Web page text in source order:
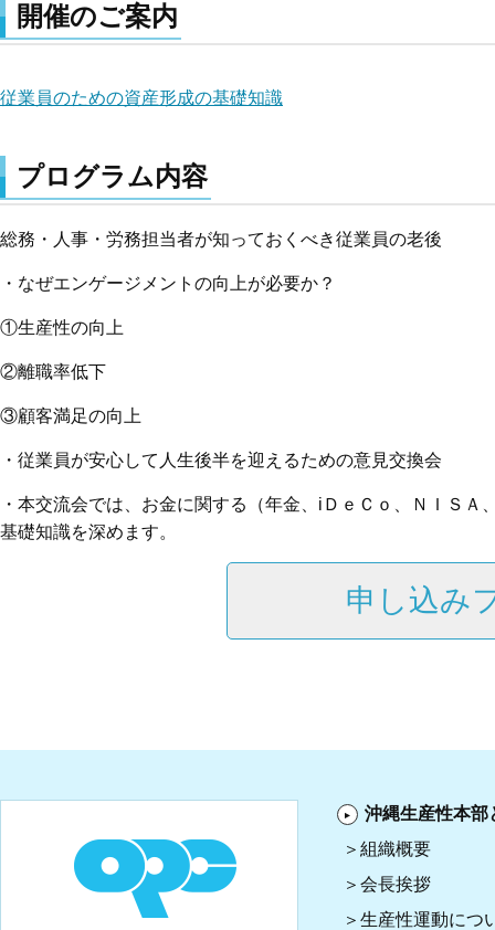
開催のご案内
従業員のための資産形成の基礎知識
プログラム内容
総務・人事・労務担当者が知っておくべき従業員の老後
・なぜエンゲージメントの向上が必要か？
①生産性の向上
②離職率低下
③顧客満足の向上
・従業員が安心して人生後半を迎えるための意見交換会
・本交流会では、お金に関する（年金、iＤｅＣｏ、ＮＩＳ
基礎知識を深めます。
沖縄生産性本部
組織概要
会長挨拶
生産性運動につ